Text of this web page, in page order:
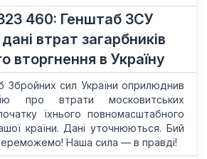
460: Генштаб ЗСУ
втрат загарбників
вторгнення в Україну
Збройних сил України оприлюднив
про втрати московитських
їхнього повномасштабного
країни. Дані уточнюються. Бий
Наша сила — в правді!